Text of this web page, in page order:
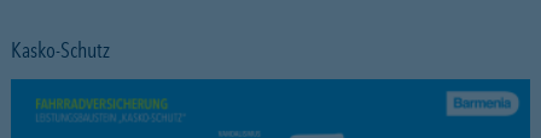
Kasko-Schutz